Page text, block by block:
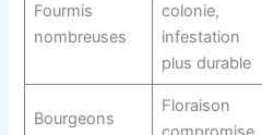
Fourmis
nombreuses
colonie,
infestation
plus durable
Bourgeons
Floraison